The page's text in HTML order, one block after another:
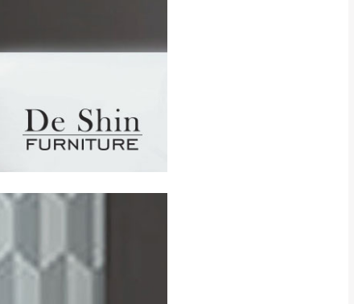
費皆由本站負責，
拆封狀態(請保持商
恕無法接受退貨。
實際商品的顏色、
認。(包含商品尺寸
詳細尺寸以實品
環境不同。若屬人
消費者報價，消費